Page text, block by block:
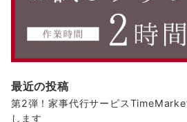
最近の投稿
第2弾！家事代行サービス
します